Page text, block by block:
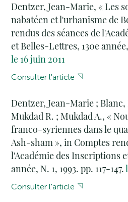
Dentzer, Jean-Marie, « Les
nabatéen et l'urbanisme de
rendus des séances de
et Belles-Lettres, 130e
le 16 juin 2011
Consulter l'article
Dentzer, Jean-Marie ;
Mukdad R. ; Mukdad A., «
franco-syriennes dans le
Ash-sham », in Comptes
l'Académie des Inscriptions
année, N. 1, 1993. pp. 117-147.
Consulter l'article